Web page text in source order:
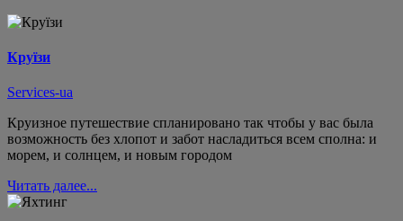
Круїзи
Services-ua
Круизное путешествие спланировано так чтобы у вас была
возможность без хлопот и забот насладиться всем сполна: и
морем, и солнцем, и новым городом
Читать далее...